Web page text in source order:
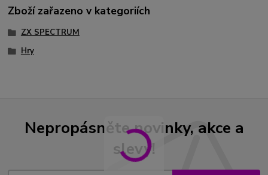
Zboží zařazeno v kategoriích
ZX SPECTRUM
Hry
Nepropásněte novinky, akce a
slevy!